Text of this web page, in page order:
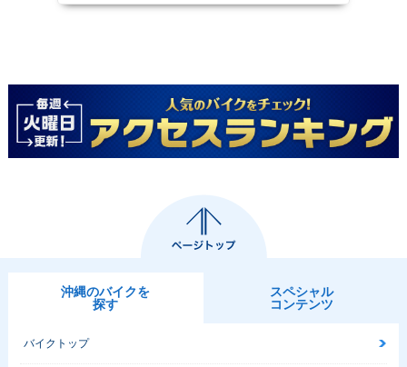
沖縄のバイクを
探す
スペシャル
コンテンツ
バイクトップ